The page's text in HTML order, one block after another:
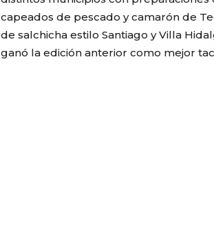
capeados de pescado y camarón de
de salchicha estilo Santiago y Villa
ganó la edición anterior como mejor